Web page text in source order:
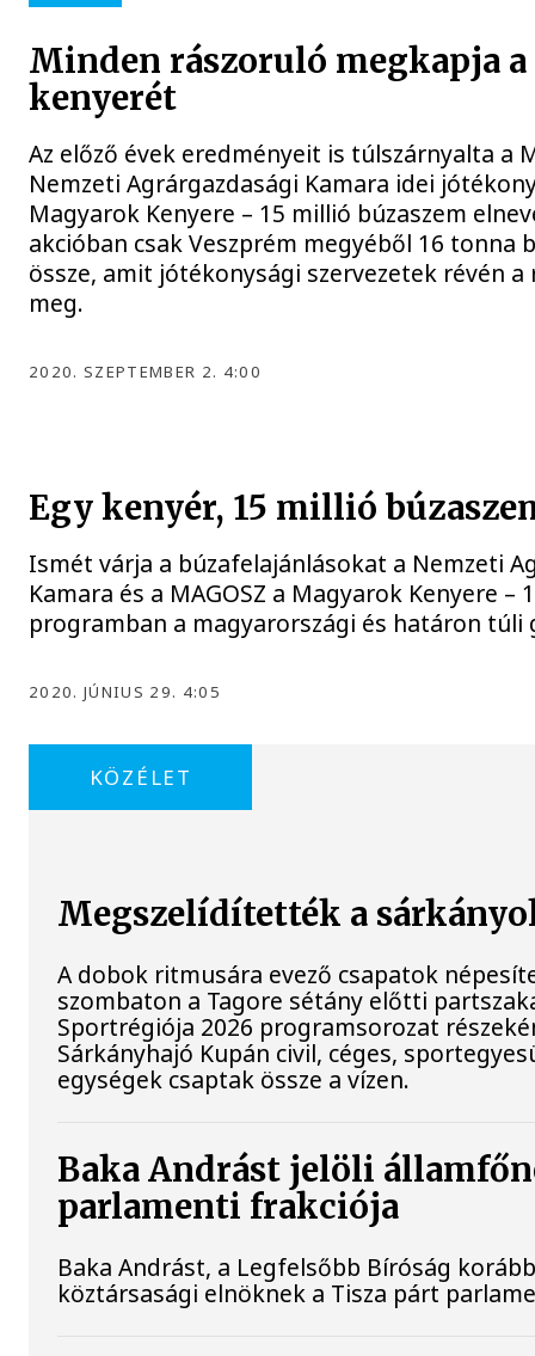
Minden rászoruló megkapja
kenyerét
Az előző évek eredményeit is túlszárnyalta a
Nemzeti Agrárgazdasági Kamara idei
Magyarok Kenyere – 15 millió búzaszem
akcióban csak Veszprém megyéből 16 tonna
össze, amit jótékonysági szervezetek révén
meg.
2020. SZEPTEMBER 2. 4:00
Egy kenyér, 15 millió
Ismét várja a búzafelajánlásokat a Nemzeti
Kamara és a MAGOSZ a Magyarok Kenyere –
programban a magyarországi és határon túli
2020. JÚNIUS 29. 4:05
KÖZÉLET
Megszelídítették a
A dobok ritmusára evező csapatok
szombaton a Tagore sétány előtti
Sportrégiója 2026 programsorozat
Sárkányhajó Kupán civil, céges,
egységek csaptak össze a vízen.
Baka Andrást jelöli
parlamenti frakciója
Baka Andrást, a Legfelsőbb Bíróság
köztársasági elnöknek a Tisza párt